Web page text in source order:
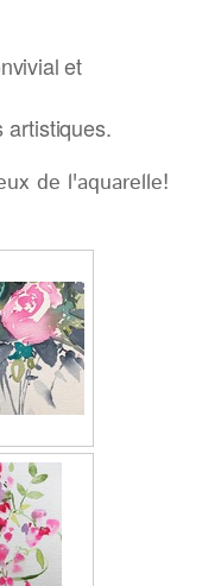
et
artistiques.
de l'aquarelle!